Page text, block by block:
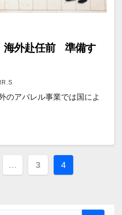
外赴任前 準備す
のアバレル事業では国によ
… 3 4